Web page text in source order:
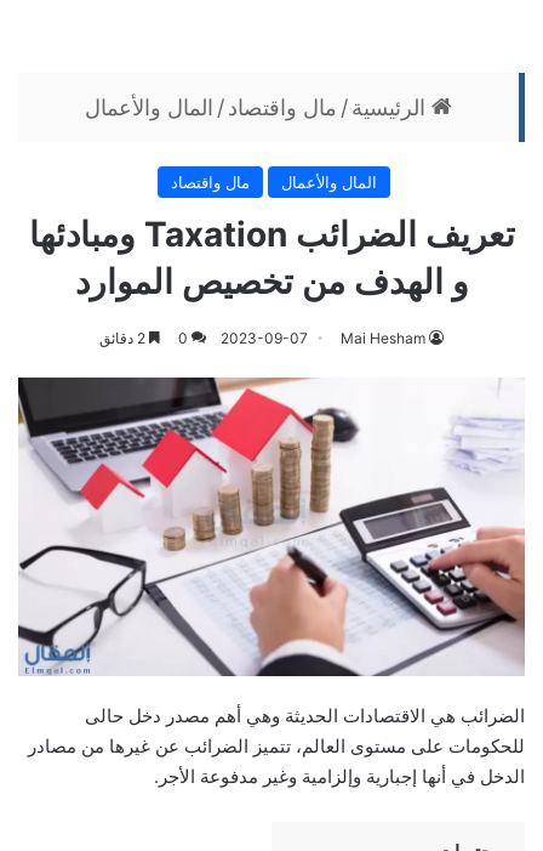
الرئيسية/ مال واقتصاد/ المال والأعمال
المال والأعمال مال واقتصاد
تعريف الضرائب Taxation ومبادئها
و الهدف من تخصيص الموارد
Mai Hesham
2023-09-07
0
الضرائب هي الاقتصادات الحديثة وهي أهم مصدر دخل حالى
للحكومات على مستوى العالم، تتميز الضرائب عن غيرها من مصادر
الدخل في أنها إجبارية وإلزامية وغير مدفوعة الأجر.